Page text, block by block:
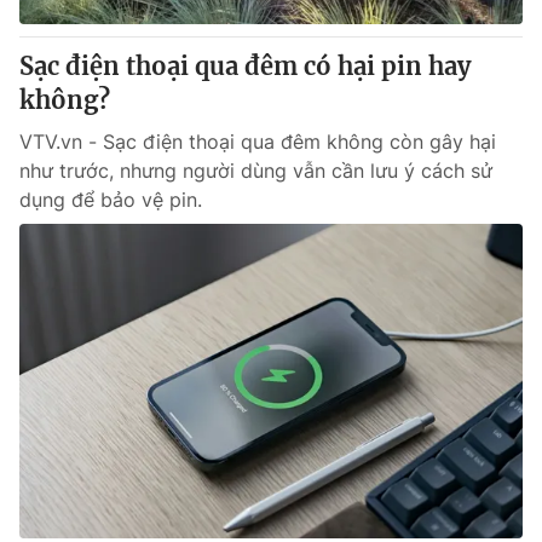
Thị trường 24h Tấm lòng Việt
VTV4 Vươn mình bằng AI
VTV9 VTV8
Liên hệ tòa soạn English
THỜI BÁO VTV
Theo dõi báo trên
Cơ quan chủ quản:Đài Truyền hình Việt Nam
Cơ quan báo chí:Thời báo VTV
Sạc điện thoại qua đêm có hại pin hay
không?
VTV.vn - Sạc điện thoại qua đêm không còn gây hại
như trước, nhưng người dùng vẫn cần lưu ý cách sử
dụng để bảo vệ pin.